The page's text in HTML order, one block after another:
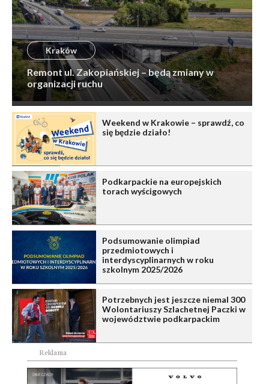
Kraków
Remont ul. Zakopiańskiej – będą zmiany w
organizacji ruchu
Weekend w Krakowie – sprawdź, co
się będzie działo!
Podkarpackie na europejskich
torach wyścigowych
Podsumowanie olimpiad
przedmiotowych i
interdyscyplinarnych w roku
szkolnym 2025/2026
Potrzebnych jest jeszcze niemal 300
Wolontariuszy Szlachetnej Paczki w
województwie podkarpackim
Reklama